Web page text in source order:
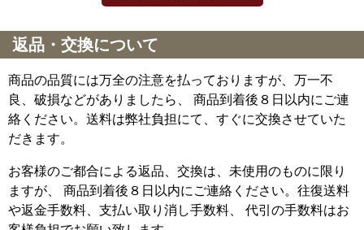
返品・交換について
商品の品質には万全の注意を払っておりますが、万一不
良、破損などがありましたら、 商品到着後８日以内にご連
絡ください。送料は弊社負担にて、すぐに交換させていた
だきます。
お客様のご都合による返品、交換は、未使用のものに限り
ますが、
商品到着後８日以内にご連絡ください。往復送料
や返金手数料、支払い取り消し手数料、 代引の手数料はお